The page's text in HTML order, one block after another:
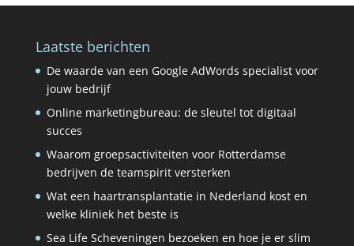
Laatste berichten
De waarde van een Google AdWords specialist voor
jouw bedrijf
Online marketingbureau: de sleutel tot digitaal
succes
Waarom groepsactiviteiten voor Rotterdamse
bedrijven de teamspirit versterken
Wat een haartransplantatie in Nederland kost en
welke kliniek het beste is
Sea Life Scheveningen bezoeken en hoe je er slim